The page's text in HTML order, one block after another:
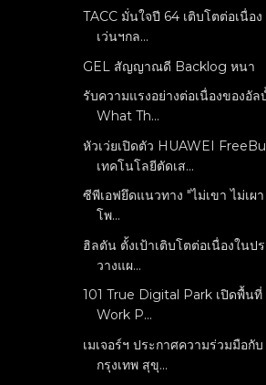
TACC มั่นใจปี 64 เติบโตต่อเนื่อ
เว่นฯกล...
GEL สัญญาณดี Backlog หนา
รับความแรงอย่างต่อเนื่องของอัล
What Th...
หัวเว่ยเปิดตัว HUAWEI
เทคโนโลยีตัดเส...
ซีพีเอฟยึดแนวทาง "ไม่เขา ไม่เผ
โพ...
ฮิลตัน ตั้งเป้าเติบโตต่อเนื่องในป
วางแผ...
101 True Digital Park เปิดพื้นที่
Work P...
เมเจอร์ฯ ประกาศความร่วมมือกั
กรุงเทพ สุขุ...